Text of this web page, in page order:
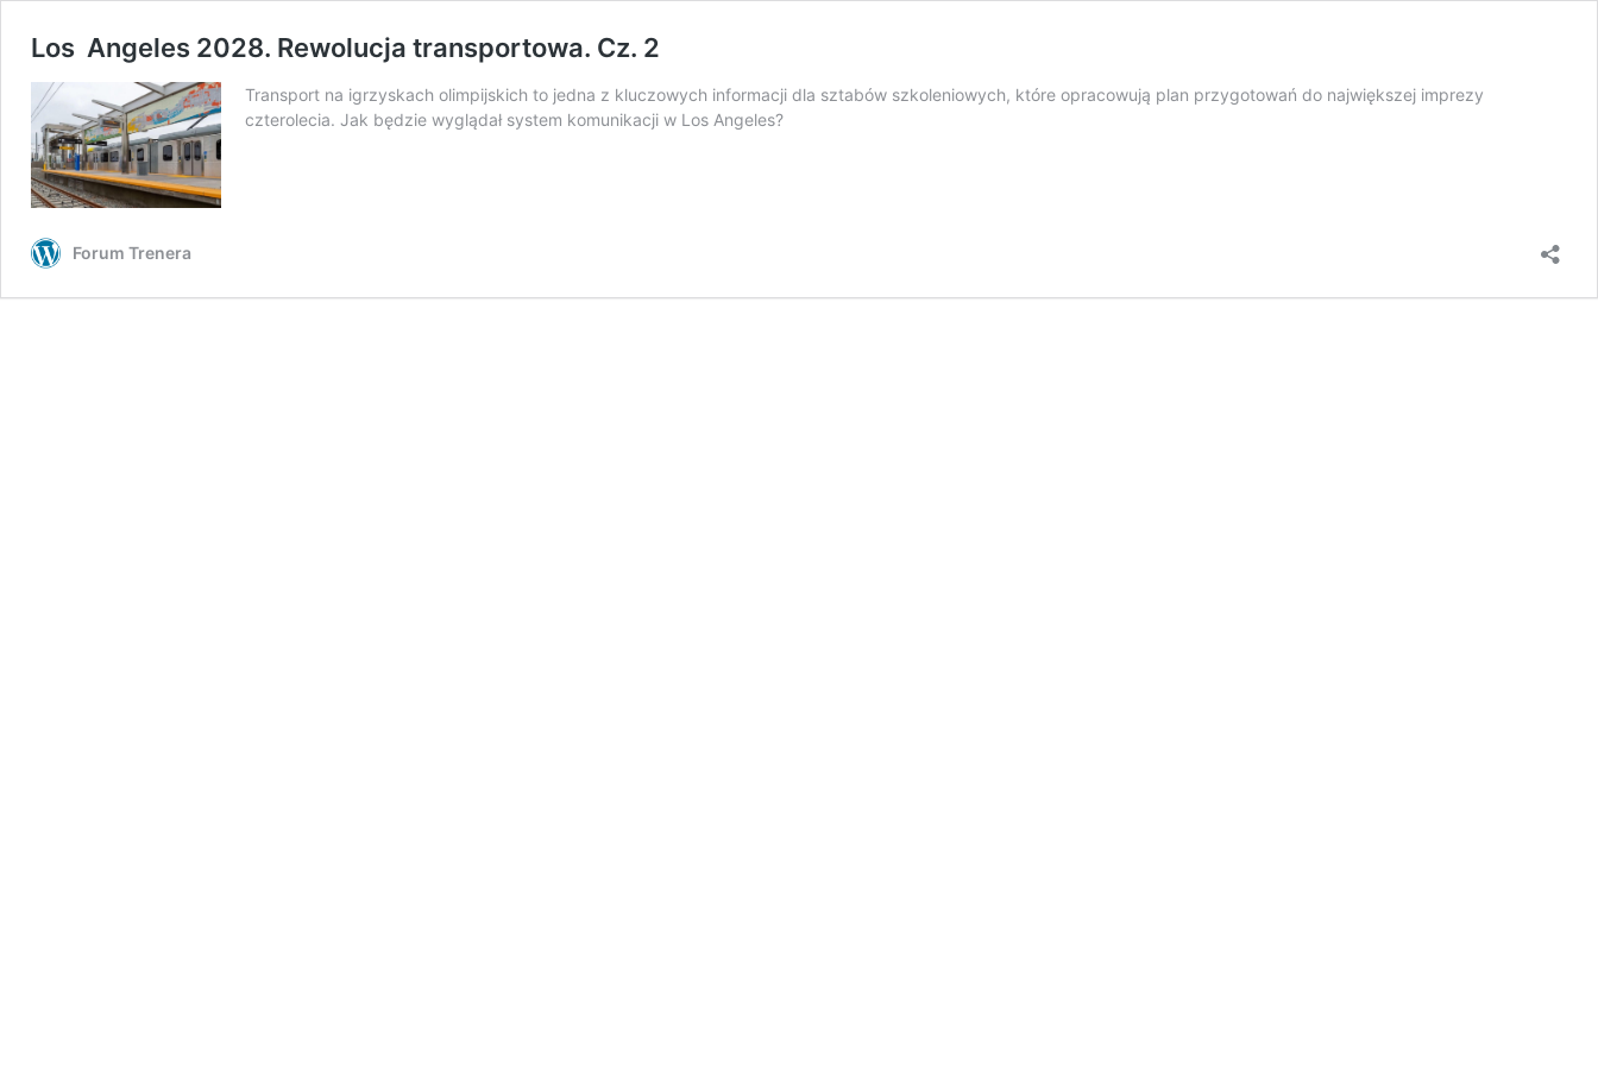
Los Angeles 2028. Rewolucja transportowa. Cz. 2
Transport na igrzyskach olimpijskich to jedna z kluczowych informacji dla sztabów szkoleniowych, które opracowują plan przygotowań do największej imprezy
czterolecia. Jak będzie wyglądał system komunikacji w Los Angeles?
Forum Trenera